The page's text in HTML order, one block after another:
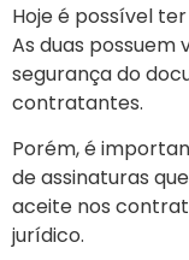
Hoje é possível
As duas possuem
segurança do
contratantes.
Porém, é
de assinaturas
aceite nos
jurídico.